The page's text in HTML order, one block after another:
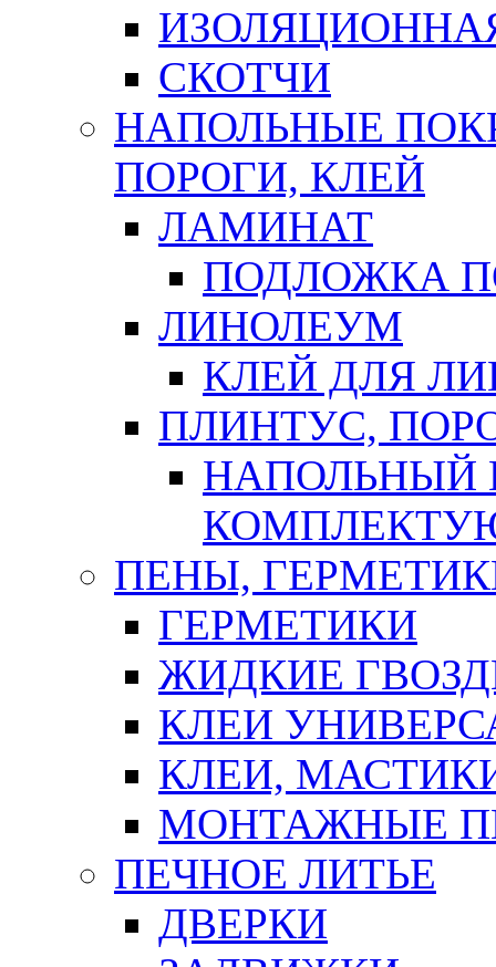
СКОТЧИ
НАПОЛЬНЫЕ
ПОРОГИ, КЛЕЙ
ЛАМИНАТ
ПОДЛОЖКА
ЛИНОЛЕУМ
КЛЕЙ ДЛЯ
ПЛИНТУС,
НАПОЛЬНЫЙ
ПЕНЫ,
ГЕРМЕТИКИ
ЖИДКИЕ
КЛЕИ
КЛЕИ,
МОНТАЖНЫЕ
ПЕЧНОЕ ЛИТЬЕ
ДВЕРКИ